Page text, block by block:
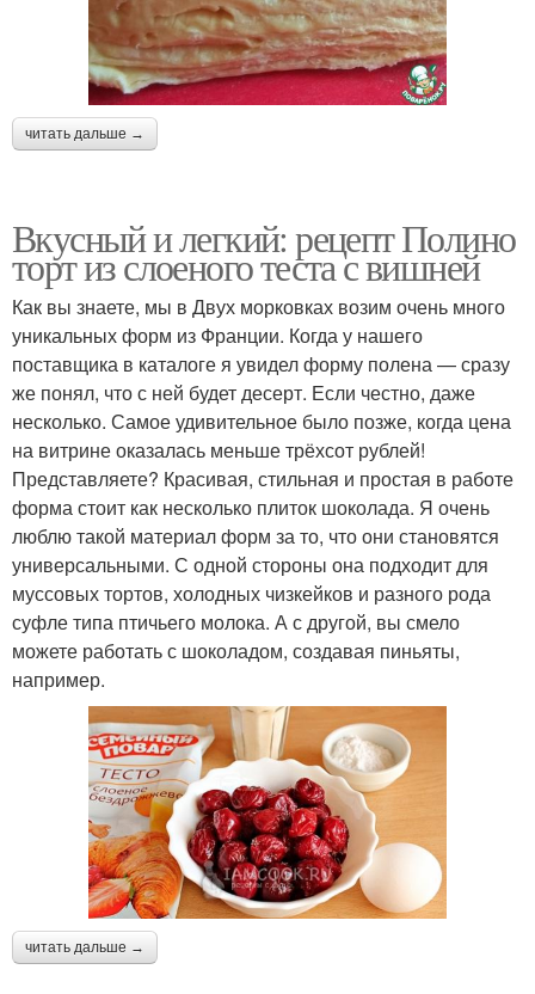
читать дальше →
Вкусный и легкий: рецепт Полино
торт из слоеного теста с вишней
Как вы знаете, мы в Двух морковках возим очень много
уникальных форм из Франции. Когда у нашего
поставщика в каталоге я увидел форму полена — сразу
же понял, что с ней будет десерт. Если честно, даже
несколько. Самое удивительное было позже, когда цена
на витрине оказалась меньше трёхсот рублей!
Представляете? Красивая, стильная и простая в работе
форма стоит как несколько плиток шоколада. Я очень
люблю такой материал форм за то, что они становятся
универсальными. С одной стороны она подходит для
муссовых тортов, холодных чизкейков и разного рода
суфле типа птичьего молока. А с другой, вы смело
можете работать с шоколадом, создавая пиньяты,
например.
читать дальше →